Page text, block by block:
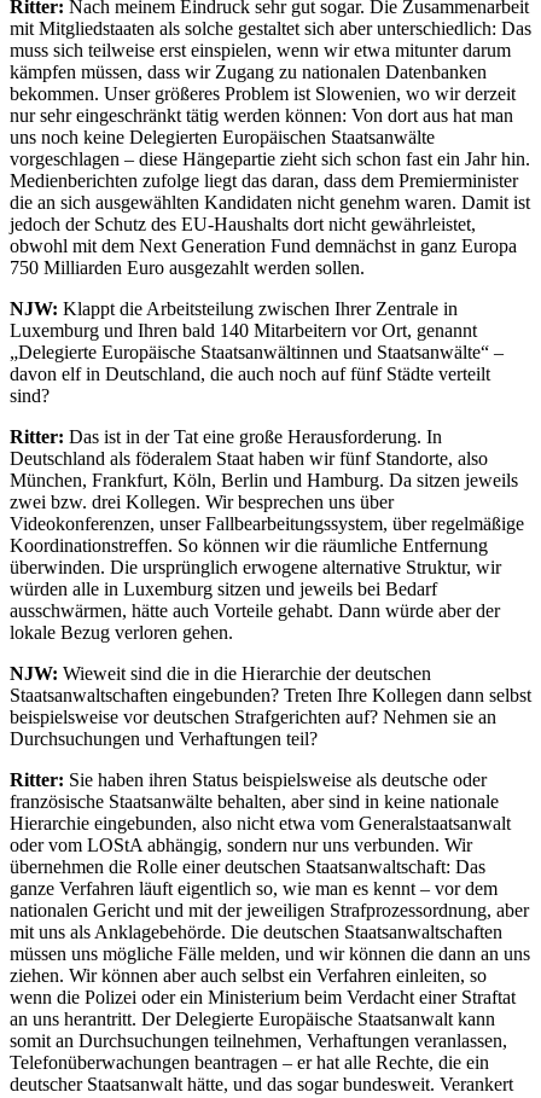
Ritter: Nach meinem Eindruck sehr gut sogar. Die Zusammenarbeit
mit Mitgliedstaaten als solche gestaltet sich aber unterschiedlich: Das
muss sich teilweise erst einspielen, wenn wir etwa mitunter darum
kämpfen müssen, dass wir Zugang zu nationalen Datenbanken
bekommen. Unser größeres Problem ist Slowenien, wo wir derzeit
nur sehr eingeschränkt tätig werden können: Von dort aus hat man
uns noch keine Delegierten Europäischen Staatsanwälte
vorgeschlagen – diese Hängepartie zieht sich schon fast ein Jahr hin.
Medienberichten zufolge liegt das daran, dass dem Premierminister
die an sich ausgewählten Kandidaten nicht genehm waren. Damit ist
jedoch der Schutz des EU-Haushalts dort nicht gewährleistet,
obwohl mit dem Next Generation Fund demnächst in ganz Europa
750 Milliarden Euro ausgezahlt werden sollen.
NJW: Klappt die Arbeitsteilung zwischen Ihrer Zentrale in
Luxemburg und Ihren bald 140 Mitarbeitern vor Ort, genannt
„Delegierte Europäische Staatsanwältinnen und Staatsanwälte“ –
davon elf in Deutschland, die auch noch auf fünf Städte verteilt
sind?
Ritter: Das ist in der Tat eine große Herausforderung. In
Deutschland als föderalem Staat haben wir fünf Standorte, also
München, Frankfurt, Köln, Berlin und Hamburg. Da sitzen jeweils
zwei bzw. drei Kollegen. Wir besprechen uns über
Videokonferenzen, unser Fallbearbeitungssystem, über regelmäßige
Koordinationstreffen. So können wir die räumliche Entfernung
überwinden. Die ursprünglich erwogene alternative Struktur, wir
würden alle in Luxemburg sitzen und jeweils bei Bedarf
ausschwärmen, hätte auch Vorteile gehabt. Dann würde aber der
lokale Bezug verloren gehen.
NJW: Wieweit sind die in die Hierarchie der deutschen
Staatsanwaltschaften eingebunden? Treten Ihre Kollegen dann selbst
beispielsweise vor deutschen Strafgerichten auf? Nehmen sie an
Durchsuchungen und Verhaftungen teil?
Ritter: Sie haben ihren Status beispielsweise als deutsche oder
französische Staatsanwälte behalten, aber sind in keine nationale
Hierarchie eingebunden, also nicht etwa vom Generalstaatsanwalt
oder vom LOStA abhängig, sondern nur uns verbunden. Wir
übernehmen die Rolle einer deutschen Staatsanwaltschaft: Das
ganze Verfahren läuft eigentlich so, wie man es kennt – vor dem
nationalen Gericht und mit der jeweiligen Strafprozessordnung, aber
mit uns als Anklagebehörde. Die deutschen Staatsanwaltschaften
müssen uns mögliche Fälle melden, und wir können die dann an uns
ziehen. Wir können aber auch selbst ein Verfahren einleiten, so
wenn die Polizei oder ein Ministerium beim Verdacht einer Straftat
an uns herantritt. Der Delegierte Europäische Staatsanwalt kann
somit an Durchsuchungen teilnehmen, Verhaftungen veranlassen,
Telefonüberwachungen beantragen – er hat alle Rechte, die ein
deutscher Staatsanwalt hätte, und das sogar bundesweit. Verankert